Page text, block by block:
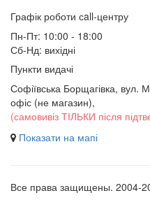
Графік роботи сall-центру
Пн-Пт: 10:00 - 18:00
Сб-Нд: вихідні
Пункти видачі
Софіївська Борщагівка, вул.
офіс (не магазин),
(самовивіз ТІЛЬКИ після
Показати на мапі
Все права защищены. 2004-